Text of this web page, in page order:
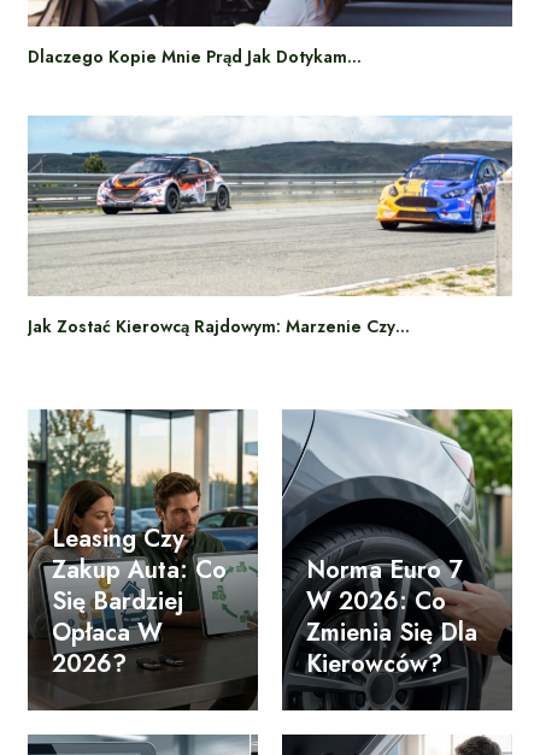
Dlaczego Kopie Mnie Prąd Jak Dotykam…
Jak Zostać Kierowcą Rajdowym: Marzenie Czy…
Leasing Czy
Zakup Auta: Co
Się Bardziej
Opłaca W
2026?
Norma Euro 7
W 2026: Co
Zmienia Się Dla
Kierowców?